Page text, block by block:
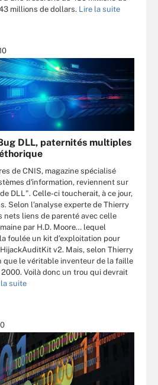
millions de dollars. Lire la suite
DLL, paternités multiples
de CNIS, magazine spécialisé
d'information, reviennent sur
DLL". Celle-ci toucherait, à ce jour,
Selon l’analyse experte de Thierry
nets liens de parenté avec celle
par H.D. Moore… lequel
foulée un kit d’exploitation pour
v2. Mais, selon Thierry
que le véritable inventeur de la faille
Voilà donc un trou qui devrait
suite